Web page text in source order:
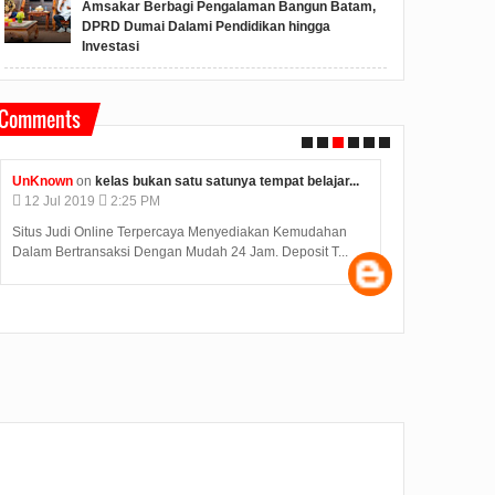
Amsakar Berbagi Pengalaman Bangun Batam,
DPRD Dumai Dalami Pendidikan hingga
Investasi
Unknownon konjen india di medan kunjungi bp batam...
12 Jul 2019
2:12 PM
Judi Deposit Ovo semakin booming di dunia judi online
dengan minimal deposit 10.000 Yuukkkk gabung j...